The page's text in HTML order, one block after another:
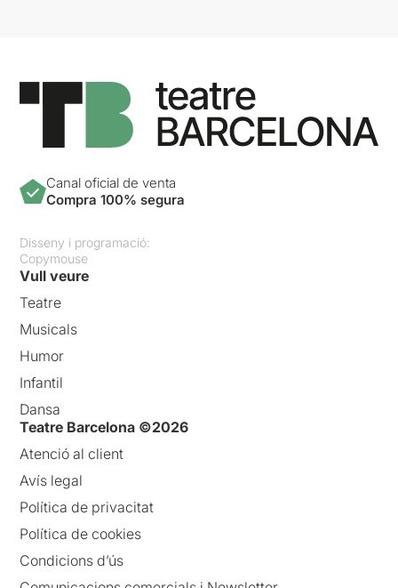
Canal oficial de venta
Compra 100% segura
Disseny i programació:
Copymouse
Vull veure
Teatre
Musicals
Humor
Infantil
Dansa
Teatre Barcelona ©2026
Atenció al client
Avís legal
Política de privacitat
Política de cookies
Condicions d’ús